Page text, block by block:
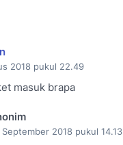
2018 pukul 22.49
masuk brapa
September 2018 pukul 14.13